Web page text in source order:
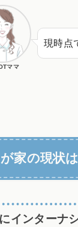
ママ
現時点
家の現状
インターナ